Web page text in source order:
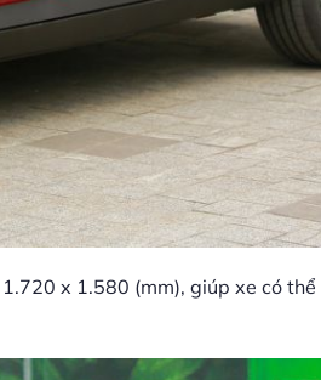
x 1.580 (mm), giúp xe có